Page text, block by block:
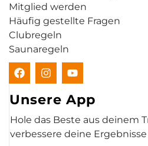
Mitglied werden
Häufig gestellte Fragen
Clubregeln
Saunaregeln
Unsere App
Hole das Beste aus deinem
verbessere deine